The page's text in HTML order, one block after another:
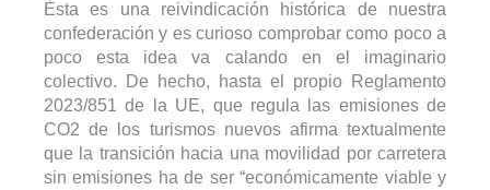
Ésta es una reivindicación histórica de nuestra
confederación y es curioso comprobar como poco a
poco esta idea va calando en el imaginario
colectivo. De hecho, hasta el propio Reglamento
2023/851 de la UE, que regula las emisiones de
CO2 de los turismos nuevos afirma textualmente
que la transición hacia una movilidad por carretera
sin emisiones ha de ser “económicamente viable y